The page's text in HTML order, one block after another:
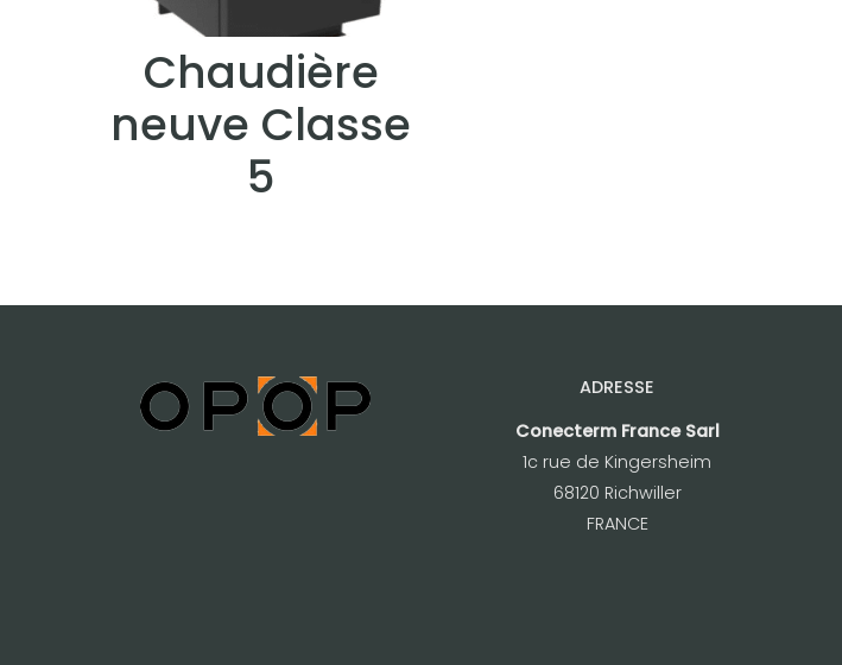
Chaudière
neuve Classe
5
ADRESSE
Conecterm France Sarl
1c rue de Kingersheim
68120 Richwiller
FRANCE